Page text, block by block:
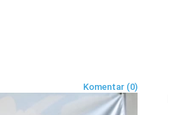
Komentar (0)